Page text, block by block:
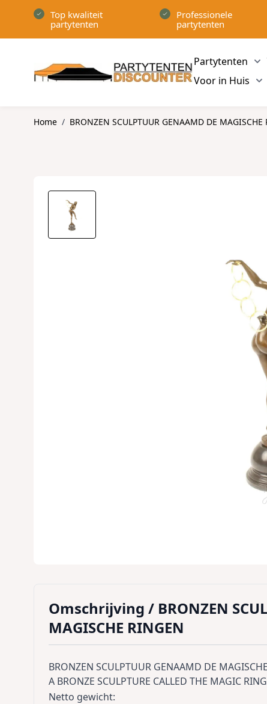
Top kwaliteit
partytenten
Professionele
partytenten
Partytenten
Voor in Huis
Home / BRONZEN SCULPTUUR GENAAMD DE MAGISCHE
Omschrijving / BRONZEN
MAGISCHE RINGEN
BRONZEN SCULPTUUR GENAAMD DE
A BRONZE SCULPTURE CALLED THE MAGIC
Netto gewicht: